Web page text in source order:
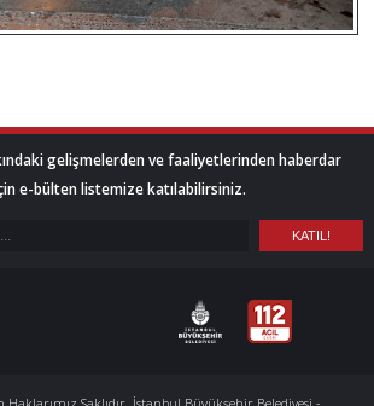
gelişmelerden ve faaliyetlerinden haberdar
e-bülten listemize katılabilirsiniz.